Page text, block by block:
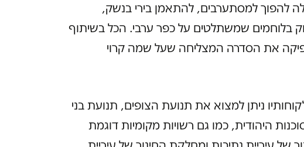
מגיל 6 מעלה להפוך למסתערבים, להתאמן בירי בנשק,
בלוחמים שמשתלטים על כפר ערבי. הכל בשיתוף
את הסדרה המצליחה שעל שמה קרוי
ניתן למצוא את תנועת הצופים, תנועת בני
היהודית, כמו גם רשויות מקומיות דוגמת